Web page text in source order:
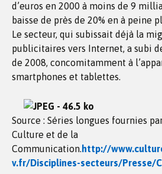
d’euros en 2000 à moins de 9
baisse de près de 20% en à peine
Le secteur, qui subissait déjà la
publicitaires vers Internet, a subi
de 2008, concomitamment à
smartphones et tablettes.
Source : Séries longues fournies
Culture et de la
Communication.http://
v.fr/Disciplines-secteurs/Presse/